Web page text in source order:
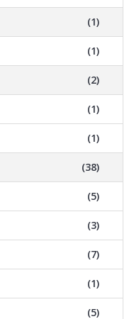
(1)
(1)
(2)
(1)
(1)
(38)
(5)
(3)
(7)
(1)
(5)